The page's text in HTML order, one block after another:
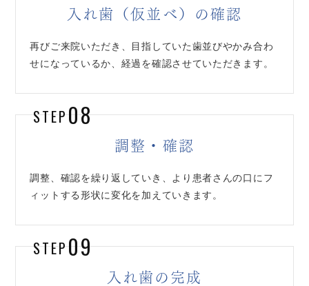
入れ歯（仮並べ）の確認
再びご来院いただき、目指していた歯並びやかみ合わ
せになっているか、経過を確認させていただきます。
STEP08
調整・確認
調整、確認を繰り返していき、より患者さんの口にフ
ィットする形状に変化を加えていきます。
STEP09
入れ歯の完成